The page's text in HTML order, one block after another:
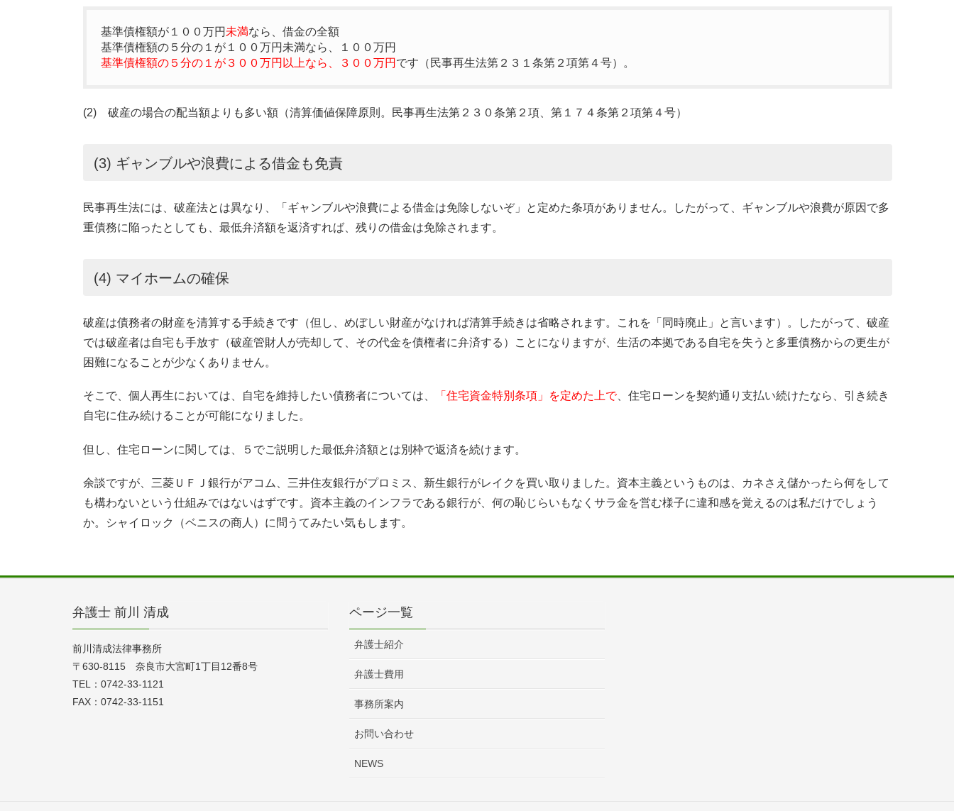
基準債権額が１００万円 未満なら、借金の全額
基準債権額の５分の１が１００万円未満なら、１００万円
基準債権額の５分の１が３００万円以上なら、３００万円 です（民事再生法第２３１条第２項第４号）。
(2) 破産の場合の配当額よりも多い額（清算価値保障原則。民事再生法第２３０条第２項、第１７４条第２項第４号）
(3) ギャンブルや浪費による借金も免責
民事再生法には、破産法とは異なり、「ギャンブルや浪費による借金は免除しないぞ」と定めた条項がありません。したがって、ギャンブルや浪費が原因で多
重債務に陥ったとしても、最低弁済額を返済すれば、残りの借金は免除されます。
(4) マイホームの確保
破産は債務者の財産を清算する手続きです（但し、めぼしい財産がなければ清算手続きは省略されます。これを「同時廃止」と言います）。したがって、破産
では破産者は自宅も手放す（破産管財人が売却して、その代金を債権者に弁済する）ことになりますが、生活の本拠である自宅を失うと多重債務からの更生が
困難になることが少なくありません。
そこで、個人再生においては、自宅を維持したい債務者については、 「住宅資金特別条項」を定めた上で、住宅ローンを契約通り支払い続けたなら、引き続き
自宅に住み続けることが可能になりました。
但し、住宅ローンに関しては、５でご説明した最低弁済額とは別枠で返済を続けます。
余談ですが、三菱ＵＦＪ銀行がアコム、三井住友銀行がプロミス、新生銀行がレイクを買い取りました。資本主義というものは、カネさえ儲かったら何をして
も構わないという仕組みではないはずです。資本主義のインフラである銀行が、何の恥じらいもなくサラ金を営む様子に違和感を覚えるのは私だけでしょう
か。シャイロック（ベニスの商人）に問うてみたい気もします。
弁護士 前川 清成
前川清成法律事務所
〒630-8115 奈良市大宮町1丁目12番8号
TEL：0742-33-1121
FAX：0742-33-1151
ページ一覧
弁護士紹介
弁護士費用
事務所案内
お問い合わせ
NEWS